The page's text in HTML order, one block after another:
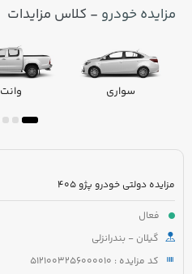
مزایده خودرو - کلاس مزایدات
سواری وانت
مزایده دولتی خودرو پژو 405
فعال
گیلان - بندرانزلی
کد مزایده : 5121003256000010